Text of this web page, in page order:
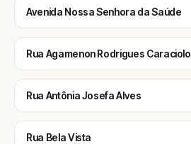
Avenida Nossa Senhora da Saúde
Rua Agamenon Rodrigues Caraciolo
Rua Antônia Josefa Alves
Rua Bela Vista